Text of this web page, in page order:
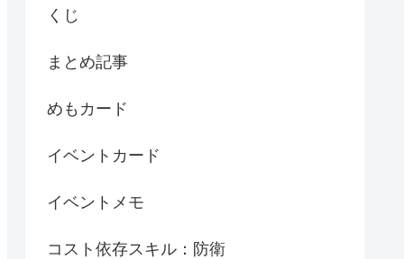
くじ
まとめ記事
めもカード
イベントカード
イベントメモ
コスト依存スキル：防衛